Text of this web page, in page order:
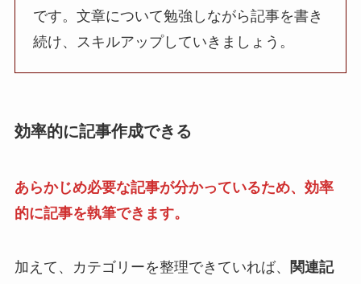
です。文章について勉強しながら記事を書き
続け、スキルアップしていきましょう。
効率的に記事作成できる
あらかじめ必要な記事が分かっているため、効率
的に記事を執筆できます。
加えて、カテゴリーを整理できていれば、
関連記